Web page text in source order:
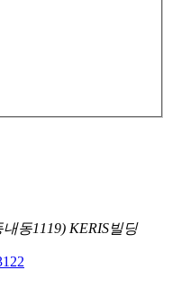
동1119) KERIS빌딩